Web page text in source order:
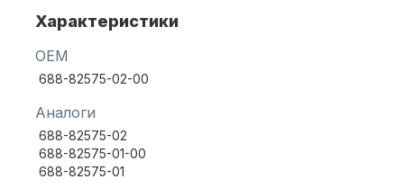
Дистанционное управление
Характеристики
OEM
688-82575-02-00
Аналоги
688-82575-02
688-82575-01-00
688-82575-01